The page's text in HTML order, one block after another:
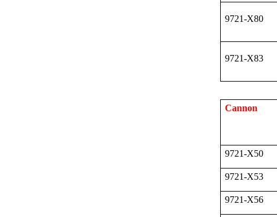
9721-X80
9721-X83
Cannon
9721-X50
9721-X53
9721-X56